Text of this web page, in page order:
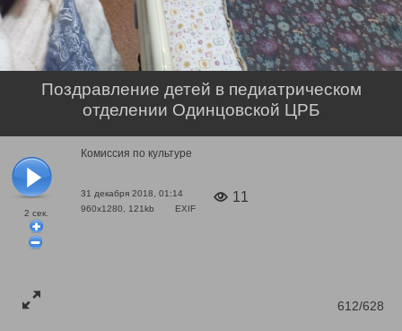
2 сек.
Комиссия по культуре
31 декабря 2018, 01:14
960x1280, 121kb
EXIF
11
612/628
Поздравление детей в педиатрическом
отделении Одинцовской ЦРБ